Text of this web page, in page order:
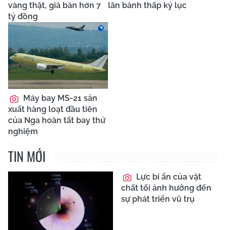
vàng thật, giá bán hơn 7
tỷ đồng
lăn bánh thấp kỷ lục
Máy bay MS-21 sản
xuất hàng loạt đầu tiên
của Nga hoàn tất bay thử
nghiệm
TIN MỚI
Lực bí ẩn của vật
chất tối ảnh hưởng đến
sự phát triển vũ trụ